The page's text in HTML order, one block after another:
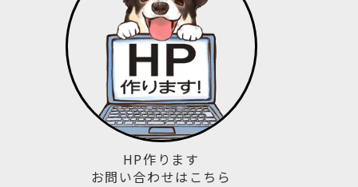
HP作ります
お問い合わせはこちら